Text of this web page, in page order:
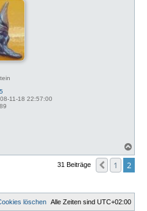
11-18 22:57:00
a
h
31 Beiträge Vorherige
1 2
Alle Zeiten sind UTC+02:00
löschen